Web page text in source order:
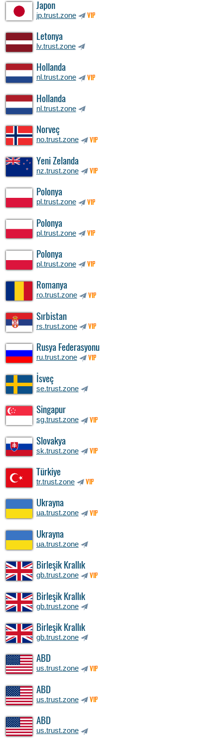
Japon
jp.trust.zone VIP
Letonya
lv.trust.zone
Hollanda
nl.trust.zone VIP
Hollanda
nl.trust.zone
Norveç
no.trust.zone VIP
Yeni Zelanda
nz.trust.zone VIP
Polonya
pl.trust.zone VIP
Polonya
pl.trust.zone VIP
Polonya
pl.trust.zone VIP
Romanya
ro.trust.zone VIP
Sırbistan
rs.trust.zone VIP
Rusya Federasyonu
ru.trust.zone VIP
İsveç
se.trust.zone
Singapur
sg.trust.zone VIP
Slovakya
sk.trust.zone VIP
Türkiye
tr.trust.zone VIP
Ukrayna
ua.trust.zone VIP
Ukrayna
ua.trust.zone
Birleşik Krallık
gb.trust.zone VIP
Birleşik Krallık
gb.trust.zone
Birleşik Krallık
gb.trust.zone
ABD
us.trust.zone VIP
ABD
us.trust.zone VIP
ABD
us.trust.zone